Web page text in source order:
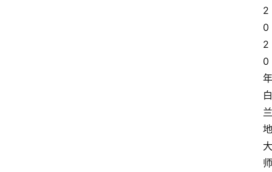
2
0
2
0
年
白
兰
地
大
师